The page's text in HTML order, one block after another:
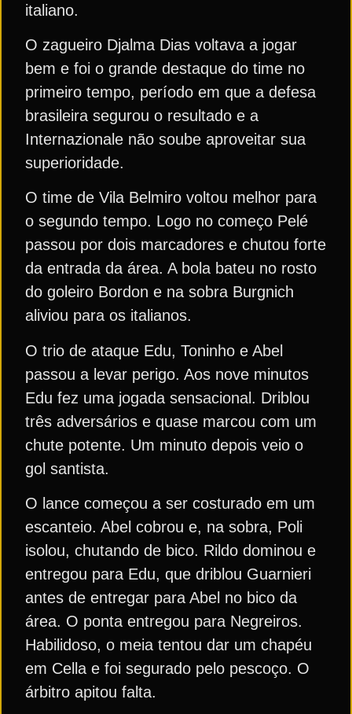
italiano.
O zagueiro Djalma Dias voltava a jogar
bem e foi o grande destaque do time no
primeiro tempo, período em que a defesa
brasileira segurou o resultado e a
Internazionale não soube aproveitar sua
superioridade.
O time de Vila Belmiro voltou melhor para
o segundo tempo. Logo no começo Pelé
passou por dois marcadores e chutou forte
da entrada da área. A bola bateu no rosto
do goleiro Bordon e na sobra Burgnich
aliviou para os italianos.
O trio de ataque Edu, Toninho e Abel
passou a levar perigo. Aos nove minutos
Edu fez uma jogada sensacional. Driblou
três adversários e quase marcou com um
chute potente. Um minuto depois veio o
gol santista.
O lance começou a ser costurado em um
escanteio. Abel cobrou e, na sobra, Poli
isolou, chutando de bico. Rildo dominou e
entregou para Edu, que driblou Guarnieri
antes de entregar para Abel no bico da
área. O ponta entregou para Negreiros.
Habilidoso, o meia tentou dar um chapéu
em Cella e foi segurado pelo pescoço. O
árbitro apitou falta.